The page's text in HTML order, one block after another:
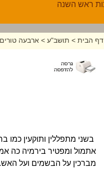
דף הבית > תושב"ע > ארבעה
בשני מתפללין ותוקעין
אתמול ומפטיר בירמיה כה
מברכין על הבשמים ועל האש.